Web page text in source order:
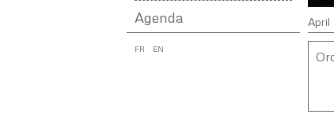
Agenda
FR EN
April